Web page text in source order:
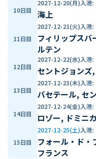
10日目
2027-12-20(月)入港:
海上
11日目
2027-12-21(火)入港:
フィリップスバ
ルテン
12日目
2027-12-22(水)入港:
セントジョンズ
13日目
2027-12-23(木)入港:
バセテール, セ
14日目
2027-12-24(金)入港:
ロゾー, ドミニ
15日目
2027-12-25(土)入港:
フォール・ド・
フランス